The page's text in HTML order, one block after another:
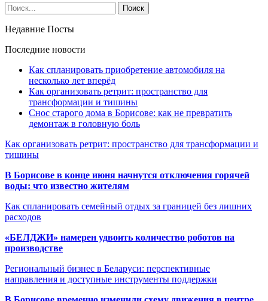
Недавние Посты
Последние новости
Как спланировать приобретение автомобиля на
несколько лет вперёд
Как организовать ретрит: пространство для
трансформации и тишины
Снос старого дома в Борисове: как не превратить
демонтаж в головную боль
Как организовать ретрит: пространство для трансформации и
тишины
В Борисове в конце июня начнутся отключения горячей
воды: что известно жителям
Как спланировать семейный отдых за границей без лишних
расходов
«БЕЛДЖИ» намерен удвоить количество роботов на
производстве
Региональный бизнес в Беларуси: перспективные
направления и доступные инструменты поддержки